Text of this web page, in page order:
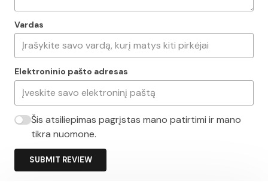
Vardas
Elektroninio pašto adresas
Šis atsiliepimas pagrįstas mano patirtimi ir mano
tikra nuomone.
SUBMIT REVIEW